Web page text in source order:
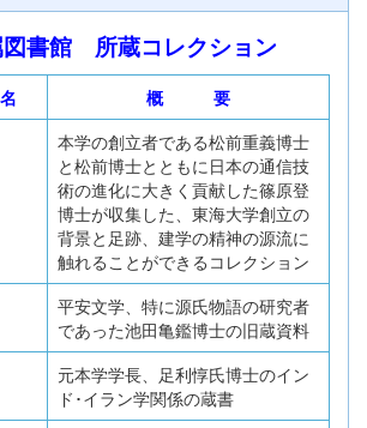
図書館 所蔵コレクション
概 要
本学の創立者である松前重義博士
と松前博士とともに日本の通信技
術の進化に大きく貢献した篠原登
博士が収集した、東海大学創立の
背景と足跡、建学の精神の源流に
触れることができるコレクション
平安文学、特に源氏物語の研究者
であった池田亀鑑博士の旧蔵資料
元本学学長、足利惇氏博士のイン
ド･イラン学関係の蔵書